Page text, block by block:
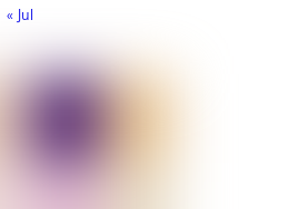
« Jul